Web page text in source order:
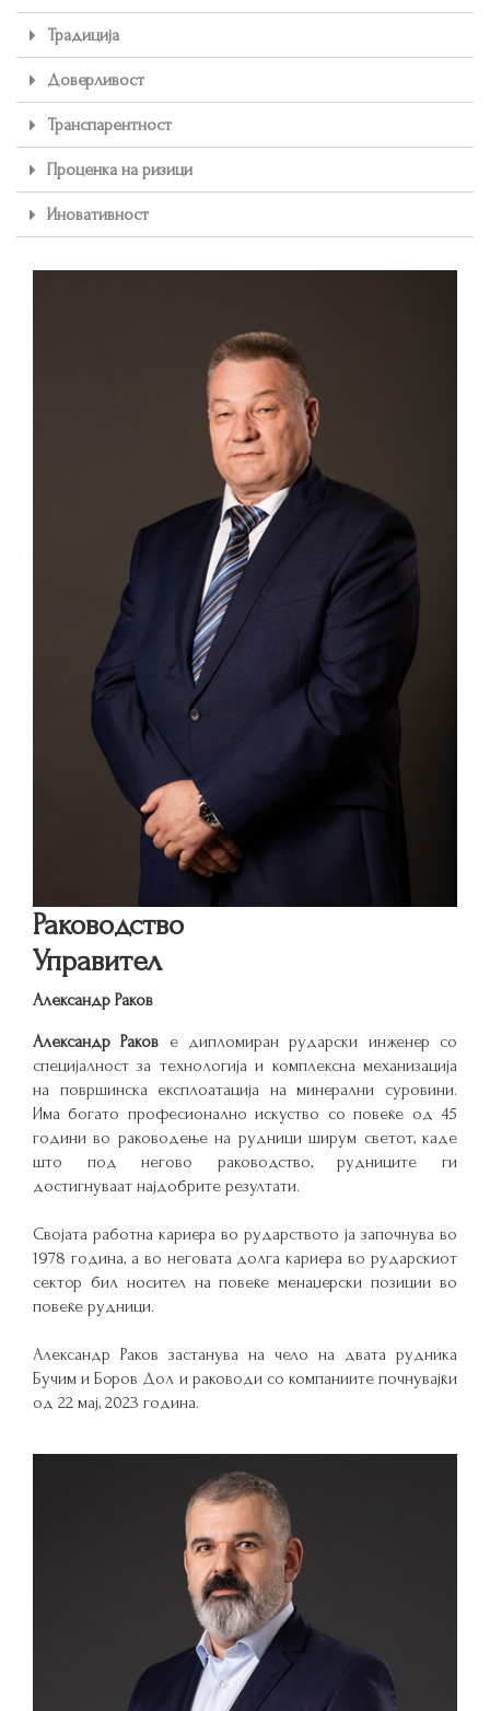
Традиција
Доверливост
Транспарентност
Проценка на ризици
Иновативност
Раководство
Управител
Александр Раков
Александр Раков е дипломиран рударски инженер со
специјалност за технологија и комплексна механизација
на површинска експлоатација на минерални суровини.
Има богато професионално искуство со повеќе од 45
години во раководење на рудници ширум светот, каде
што под негово раководство, рудниците ги
достигнуваат најдобрите резултати.
Својата работна кариера во рударството ја започнува во
1978 година, а во неговата долга кариера во рударскиот
сектор бил носител на повеќе менаџерски позиции во
повеќе рудници.
Александр Раков застанува на чело на двата рудника
Бучим и Боров Дол и раководи со компаниите почнувајќи
од 22 мај, 2023 година.